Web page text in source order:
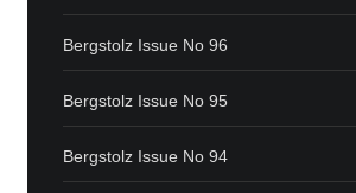
Bergstolz Issue No 96
Bergstolz Issue No 95
Bergstolz Issue No 94